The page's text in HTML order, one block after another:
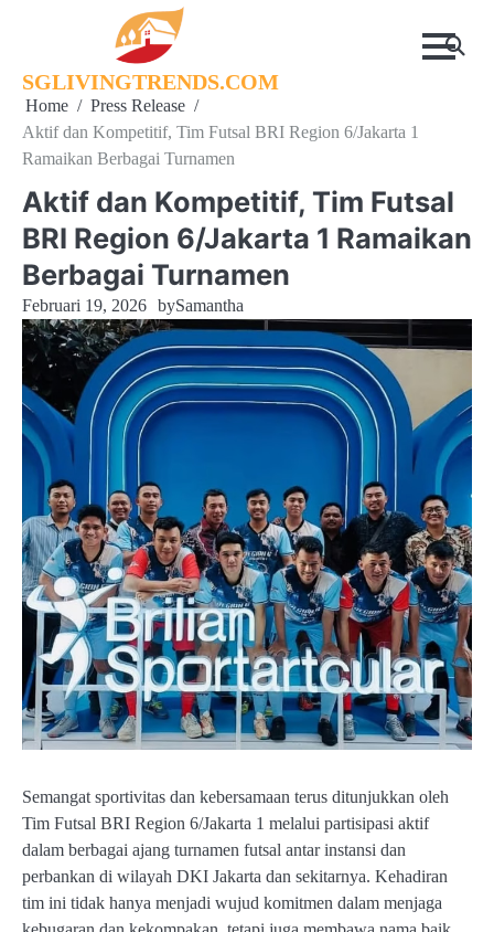
SGLIVINGTRENDS.COM
Home
Press Release
Aktif dan Kompetitif, Tim Futsal BRI Region 6/Jakarta 1
Ramaikan Berbagai Turnamen
Aktif dan Kompetitif, Tim Futsal
BRI Region 6/Jakarta 1 Ramaikan
Berbagai Turnamen
Februari 19, 2026 bySamantha
Semangat sportivitas dan kebersamaan terus ditunjukkan oleh
Tim Futsal BRI Region 6/Jakarta 1 melalui partisipasi aktif
dalam berbagai ajang turnamen futsal antar instansi dan
perbankan di wilayah DKI Jakarta dan sekitarnya. Kehadiran
tim ini tidak hanya menjadi wujud komitmen dalam menjaga